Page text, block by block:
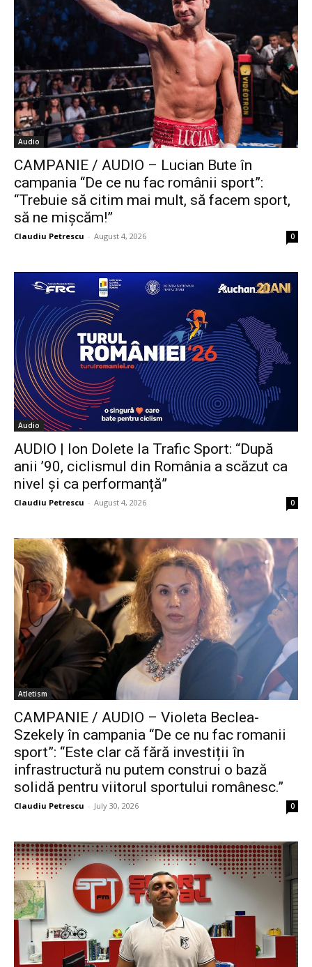
Audio
CAMPANIE / AUDIO – Lucian Bute în
campania “De ce nu fac românii sport”:
“Trebuie să citim mai mult, să facem sport,
să ne mișcăm!”
Claudiu Petrescu - August 4, 2026 0
Audio
AUDIO | Ion Dolete la Trafic Sport: “După
anii ’90, ciclismul din România a scăzut ca
nivel și ca performanță”
Claudiu Petrescu - August 4, 2026 0
Atletism
CAMPANIE / AUDIO – Violeta Beclea-
Szekely în campania “De ce nu fac romanii
sport”: “Este clar că fără investiții în
infrastructură nu putem construi o bază
solidă pentru viitorul sportului românesc.”
Claudiu Petrescu - July 30, 2026 0